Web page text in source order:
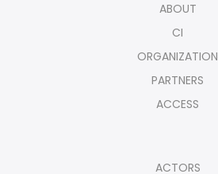
ABOUT
CI
ORGANIZATION
PARTNERS
ACCESS
ACTORS